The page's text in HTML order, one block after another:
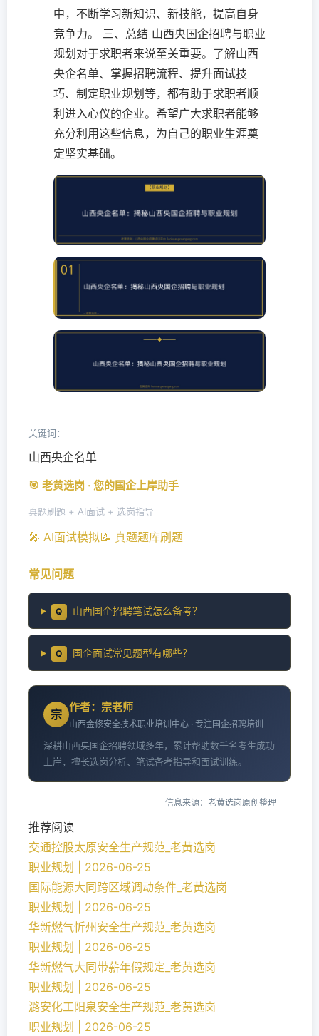
中，不断学习新知识、新技能，提高自身
竞争力。 三、总结 山西央国企招聘与职业
规划对于求职者来说至关重要。了解山西
央企名单、掌握招聘流程、提升面试技
巧、制定职业规划等，都有助于求职者顺
利进入心仪的企业。希望广大求职者能够
充分利用这些信息，为自己的职业生涯奠
定坚实基础。
关键词：
山西央企名单
🎯 老黄选岗 · 您的国企上岸助手
真题刷题 + AI面试 + 选岗指导
🎤 AI面试模拟📝 真题题库刷题
常见问题
Q 山西国企招聘笔试怎么备考？
Q 国企面试常见题型有哪些？
宗
作者：宗老师
山西金修安全技术职业培训中心 · 专注国企招聘培训
深耕山西央国企招聘领域多年，累计帮助数千名考生成功
上岸，擅长选岗分析、笔试备考指导和面试训练。
信息来源：老黄选岗原创整理
推荐阅读
交通控股太原安全生产规范_老黄选岗
职业规划 | 2026-06-25
国际能源大同跨区域调动条件_老黄选岗
职业规划 | 2026-06-25
华新燃气忻州安全生产规范_老黄选岗
职业规划 | 2026-06-25
华新燃气大同带薪年假规定_老黄选岗
职业规划 | 2026-06-25
潞安化工阳泉安全生产规范_老黄选岗
职业规划 | 2026-06-25